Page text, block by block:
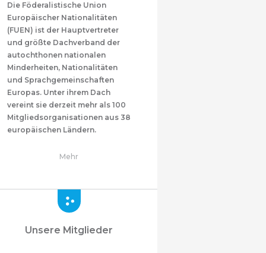
Die Föderalistische Union
Europäischer Nationalitäten
(FUEN) ist der Hauptvertreter
und größte Dachverband der
autochthonen nationalen
Minderheiten, Nationalitäten
und Sprachgemeinschaften
Europas. Unter ihrem Dach
vereint sie derzeit mehr als 100
Mitgliedsorganisationen aus 38
europäischen Ländern.
Mehr
Unsere Mitglieder